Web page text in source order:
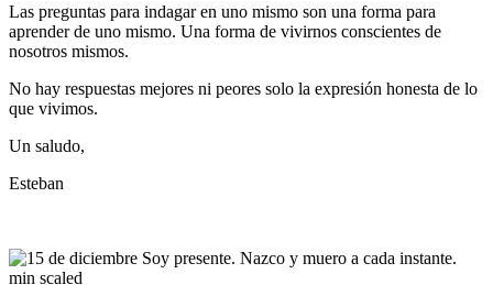
Las preguntas para indagar en uno mismo son una forma para
aprender de uno mismo. Una forma de vivirnos conscientes de
nosotros mismos.
No hay respuestas mejores ni peores solo la expresión honesta de lo
que vivimos.
Un saludo,
Esteban